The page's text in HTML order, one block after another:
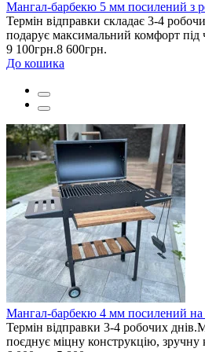
Мангал-барбекю 5 мм посилений з
Термін відправки складає 3-4
подарує максимальний комфорт
9 100грн.8 600грн.
До кошика
Мангал-барбекю 4 мм посилений на
Термін відправки 3-4 робочих
поєднує міцну конструкцію,